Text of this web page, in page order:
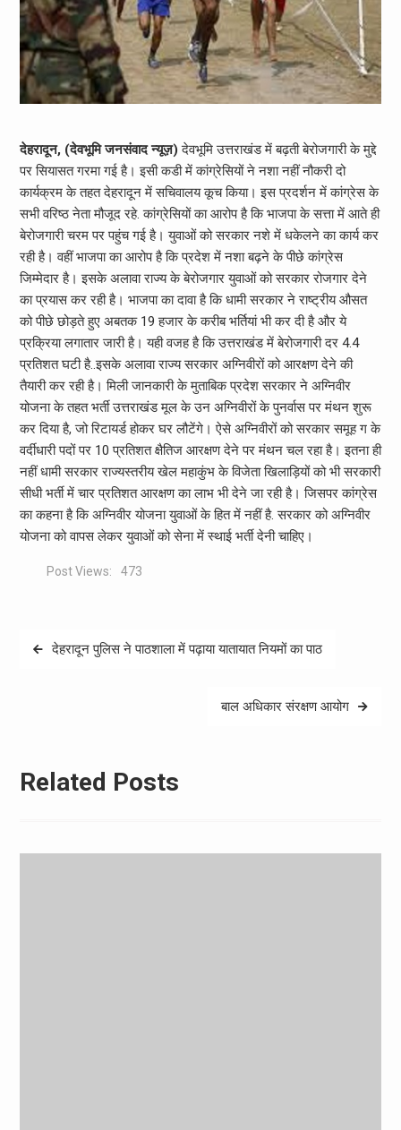
देहरादून, (देवभूमि जनसंवाद न्यूज़)देवभूमि उत्तराखंड में बढ़ती बेरोजगारी के मुद्दे
पर सियासत गरमा गई है। इसी कडी में कांग्रेसियों ने नशा नहीं नौकरी दो
कार्यक्रम के तहत देहरादून में सचिवालय कूच किया। इस प्रदर्शन में कांग्रेस के
सभी वरिष्ठ नेता मौजूद रहे. कांग्रेसियों का आरोप है कि भाजपा के सत्ता में आते ही
बेरोजगारी चरम पर पहुंच गई है। युवाओं को सरकार नशे में धकेलने का कार्य कर
रही है। वहीं भाजपा का आरोप है कि प्रदेश में नशा बढ़ने के पीछे कांग्रेस
जिम्मेदार है। इसके अलावा राज्य के बेरोजगार युवाओं को सरकार रोजगार देने
का प्रयास कर रही है। भाजपा का दावा है कि धामी सरकार ने राष्ट्रीय औसत
को पीछे छोड़ते हुए अबतक 19 हजार के करीब भर्तियां भी कर दी है और ये
प्रक्रिया लगातार जारी है। यही वजह है कि उत्तराखंड में बेरोजगारी दर 4.4
प्रतिशत घटी है..इसके अलावा राज्य सरकार अग्निवीरों को आरक्षण देने की
तैयारी कर रही है। मिली जानकारी के मुताबिक प्रदेश सरकार ने अग्निवीर
योजना के तहत भर्ती उत्तराखंड मूल के उन अग्निवीरों के पुनर्वास पर मंथन शुरू
कर दिया है, जो रिटायर्ड होकर घर लौटेंगे। ऐसे अग्निवीरों को सरकार समूह ग के
वर्दीधारी पदों पर 10 प्रतिशत क्षैतिज आरक्षण देने पर मंथन चल रहा है। इतना ही
नहीं धामी सरकार राज्यस्तरीय खेल महाकुंभ के विजेता खिलाड़ियों को भी सरकारी
सीधी भर्ती में चार प्रतिशत आरक्षण का लाभ भी देने जा रही है। जिसपर कांग्रेस
का कहना है कि अग्निवीर योजना युवाओं के हित में नहीं है. सरकार को अग्निवीर
योजना को वापस लेकर युवाओं को सेना में स्थाई भर्ती देनी चाहिए।
Post Views: 473
Postदेहरादून पुलिस ने पाठशाला में पढ़ाया यातायात नियमों का पाठ
बाल अधिकार संरक्षण आयोग
Related Posts